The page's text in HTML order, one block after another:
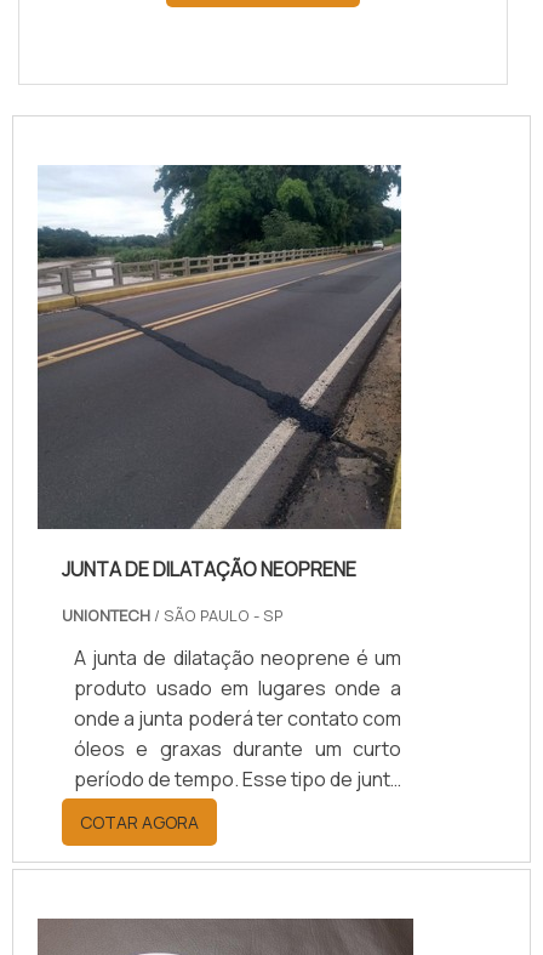
JUNTA DE DILATAÇÃO NEOPRENE
UNIONTECH / SÃO PAULO - SP
A junta de dilatação neoprene é um
produto usado em lugares onde a
onde a junta poderá ter contato com
óleos e graxas durante um curto
período de tempo. Esse tipo de junta
é o principal meio para evitar que
ocorra qualquer tipo de dano ou
desgaste prematuro nas juntas.É
superfície impermeável que
COTAR AGORA